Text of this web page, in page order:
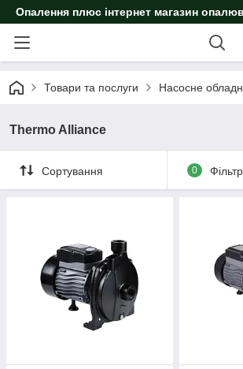
Опалення плюс інтернет магазин
Товари та послуги Насосне
Thermo Alliance
Сортування 0